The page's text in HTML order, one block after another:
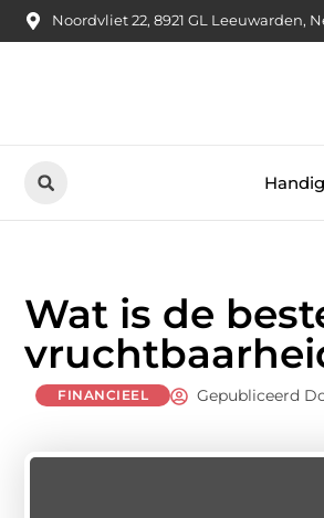
Noordvliet 22, 8921 GL Leeuwarden,
Wat is de
FINANCIEEL Gepubliceerd